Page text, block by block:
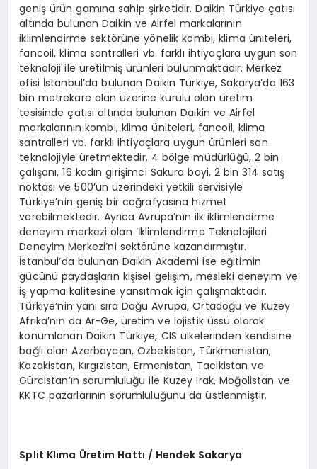
geniş ürün gamına sahip şirketidir. Daikin Türkiye çatısı
altında bulunan Daikin ve Airfel markalarının
iklimlendirme sektörüne yönelik kombi, klima üniteleri,
fancoil, klima santralleri vb. farklı ihtiyaçlara uygun son
teknoloji ile üretilmiş ürünleri bulunmaktadır. Merkez
ofisi İstanbul’da bulunan Daikin Türkiye, Sakarya’da 163
bin metrekare alan üzerine kurulu olan üretim
tesisinde çatısı altında bulunan Daikin ve Airfel
markalarının kombi, klima üniteleri, fancoil, klima
santralleri vb. farklı ihtiyaçlara uygun ürünleri son
teknolojiyle üretmektedir. 4 bölge müdürlüğü, 2 bin
çalışanı, 16 kadın girişimci Sakura bayi, 2 bin 314 satış
noktası ve 500’ün üzerindeki yetkili servisiyle
Türkiye’nin geniş bir coğrafyasına hizmet
verebilmektedir. Ayrıca Avrupa’nın ilk iklimlendirme
deneyim merkezi olan ‘İklimlendirme Teknolojileri
Deneyim Merkezi’ni sektörüne kazandırmıştır.
İstanbul’da bulunan Daikin Akademi ise eğitimin
gücünü paydaşların kişisel gelişim, mesleki deneyim ve
iş yapma kalitesine yansıtmak için çalışmaktadır.
Türkiye’nin yanı sıra Doğu Avrupa, Ortadoğu ve Kuzey
Afrika’nın da Ar-Ge, üretim ve lojistik üssü olarak
konumlanan Daikin Türkiye, CIS ülkelerinden kendisine
bağlı olan Azerbaycan, Özbekistan, Türkmenistan,
Kazakistan, Kırgızistan, Ermenistan, Tacikistan ve
Gürcistan’ın sorumluluğu ile Kuzey Irak, Moğolistan ve
KKTC pazarlarının sorumluluğunu da üstlenmiştir.
Split Klima Üretim Hattı / Hendek Sakarya